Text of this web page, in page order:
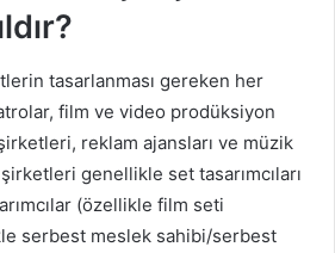
tasarlanması gereken her
film ve video prodüksiyon
reklam ajansları ve müzik
genellikle set tasarımcıları
(özellikle film seti
serbest meslek sahibi/serbest